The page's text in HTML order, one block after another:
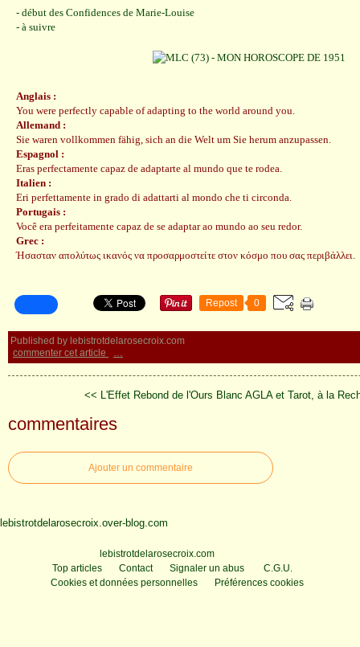
- début des Confidences de Marie-Louise
- à suivre
Anglais :
You were perfectly capable of adapting to the world around you.
Allemand :
Sie waren vollkommen fähig, sich an die Welt um Sie herum anzupassen.
Espagnol :
Eras perfectamente capaz de adaptarte al mundo que te rodea.
Italien :
Eri perfettamente in grado di adattarti al mondo che ti circonda.
Portugais :
Você era perfeitamente capaz de se adaptar ao mundo ao seu redor.
Grec :
Ήσασταν απολύτως ικανός να προσαρμοστείτε στον κόσμο που σας περιβάλλει.
Repost 0
Published by lebistrotdelarosecroix.com
commenter cet article
…
<< L'Effet Rebond de l'Ours Blanc AGLA et Tarot, à la
commentaires
Ajouter un commentaire
lebistrotdelarosecroix.over-blog.com
lebistrotdelarosecroix.com
Top articles
Contact Signaler un abus
C.G.U.
Cookies et données personnelles
Préférences cookies